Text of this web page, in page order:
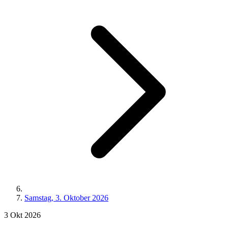
Samstag, 3. Oktober 2026
3 Okt 2026